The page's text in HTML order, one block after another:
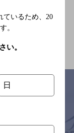
情報については、
いるため、 20
。
い。
日